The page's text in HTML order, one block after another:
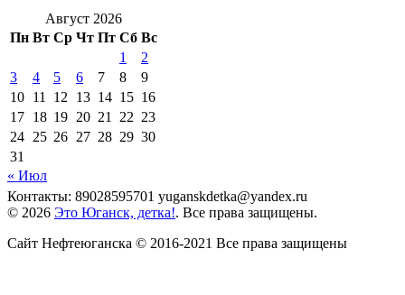
Август 2026
Пн Вт Ср Чт Пт Сб Вс
1
2
3
4 5 6 7 8
9
10 11 12 13 14 15 16
17 18 19 20 21 22 23
24 25 26 27 28 29 30
31
« Июл
Контакты: 89028595701 yuganskdetka@yandex.ru
© 2026 Это Юганск, детка!. Все права защищены.
Сайт Нефтеюганска © 2016-2021 Все права защищены